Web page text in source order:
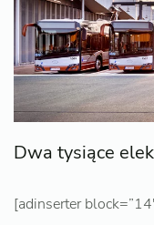
Dwa tysiące
[adinserter